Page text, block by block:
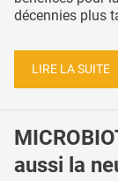
décennies plus
LIRE LA SUITE
aussi la